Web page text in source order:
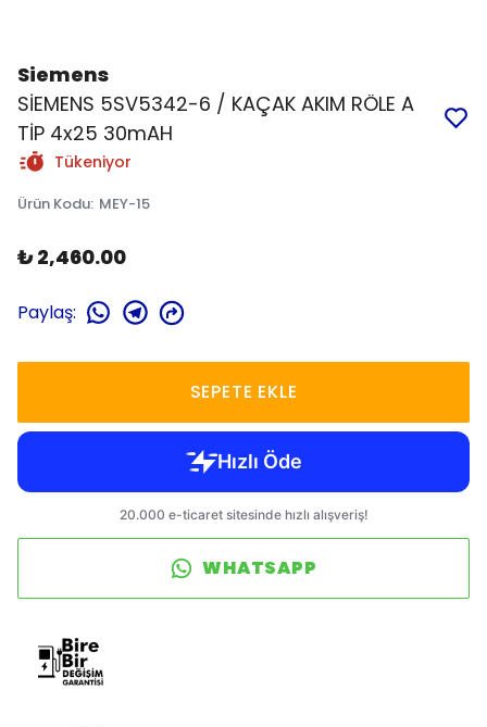
Siemens
SİEMENS 5SV5342-6 / KAÇAK AKIM RÖLE A
TİP 4x25 30mAH
Tükeniyor
Ürün Kodu: MEY-15
₺ 2,460.00
Paylaş:
SEPETE EKLE
WHATSAPP